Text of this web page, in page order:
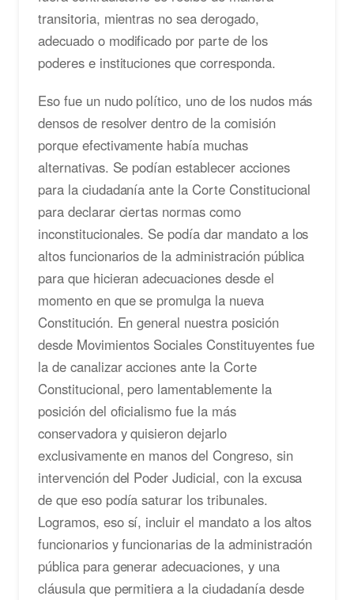
transitoria, mientras no sea derogado,
adecuado o modificado por parte de los
poderes e instituciones que corresponda.
Eso fue un nudo político, uno de los nudos más
densos de resolver dentro de la comisión
porque efectivamente había muchas
alternativas. Se podían establecer acciones
para la ciudadanía ante la Corte Constitucional
para declarar ciertas normas como
inconstitucionales. Se podía dar mandato a los
altos funcionarios de la administración pública
para que hicieran adecuaciones desde el
momento en que se promulga la nueva
Constitución. En general nuestra posición
desde Movimientos Sociales Constituyentes fue
la de canalizar acciones ante la Corte
Constitucional, pero lamentablemente la
posición del oficialismo fue la más
conservadora y quisieron dejarlo
exclusivamente en manos del Congreso, sin
intervención del Poder Judicial, con la excusa
de que eso podía saturar los tribunales.
Logramos, eso sí, incluir el mandato a los altos
funcionarios y funcionarias de la administración
pública para generar adecuaciones, y una
cláusula que permitiera a la ciudadanía desde